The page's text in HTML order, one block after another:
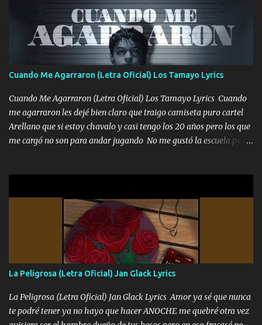
Un gallardo me prendo Para agarrar el vuelo y la mente y
tranquilizando Tomense un buen trago Y así es como empezamos
los versos que voy cantando (Music) A vido alta y bajas La carreta
se atora Pero nunca le aflojamos Ya me han pasado cosas Y
aunque ustedes no sepan Pero la vida es muy corta Hay que
echarle chingazos Y seguir trabajando porque nada es...
Cuando Me Agarraron (Letra Oficial) Los Tamayo Lyrics
Cuando Me Agarraron (Letra Oficial) Los Tamayo Lyrics Cuando
me agarraron les dejé bien claro que traigo camiseta puro cartel
Arellano que si estoy chavalo y casi tengo los 20 años pero los que
me cargó no son para andar jugando No me gustó la escuela pero
Yo Soy El De Las Pacas Sobrino Del Brazo Armad0 Con mi Glock
fajado y mi R terciado me van a ver allá por TJ para un licenciado
mando un abrazo andamos al cien Choritas también Música
Ando en la colonia bien acelerado traigo un M2 que nunca me ha
fallado para mi compadre mandó un fuerte abrazo también al
Especial sabe que lo apreciamos En los mejores antros me verán
tomando con mujeres hermosas y botellas destapando siempre
bien cuidado bien atrabancado y a los que me conocen ya saben de
lo que hablo Entre lob...
La Peligrosa (Letra Oficial) Jan Glack Lyrics
La Peligrosa (Letra Oficial) Jan Glack Lyrics Amor ya sé que nunca
te podré tener ya no hayo que hacer ANOCHE me quebré otra vez